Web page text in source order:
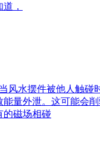
，
水摆件被他人触碰
量外泄。这可能会
的磁场相碰